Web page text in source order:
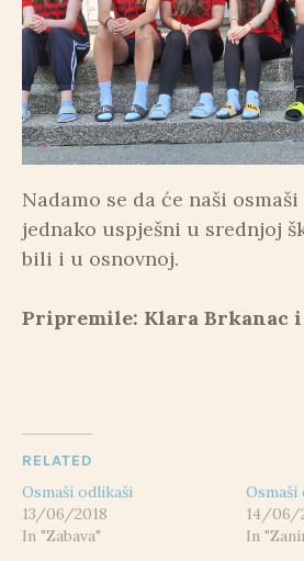
Nadamo se da će naši
jednako uspješni u srednjoj
bili i u osnovnoj.
Pripremile: Klara Brkanac i
RELATED
Osmaši odlikaši
13/06/2018
In "Zabava"
Osmaši
14/06/
In